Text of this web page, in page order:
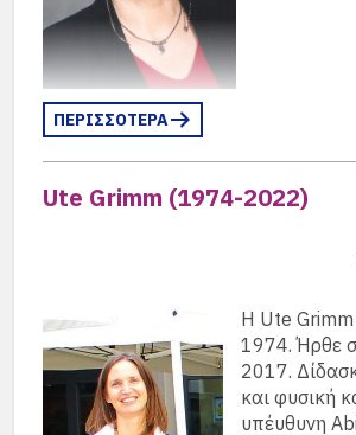
ΠΕΡΙΣΣΟΤΕΡΑ
Ute Grimm (1974-2022)
Η Ute Grimm
1974. Ήρθε
2017.
και φυσική
υπέυθυνη